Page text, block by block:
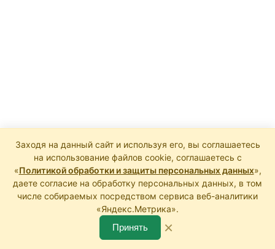
Заходя на данный сайт и используя его, вы соглашаетесь
на использование файлов cookie, соглашаетесь с
«Политикой обработки и защиты персональных данных»,
даете согласие на обработку персональных данных, в том
числе собираемых посредством сервиса веб-аналитики
«Яндекс.Метрика».
Принять
×